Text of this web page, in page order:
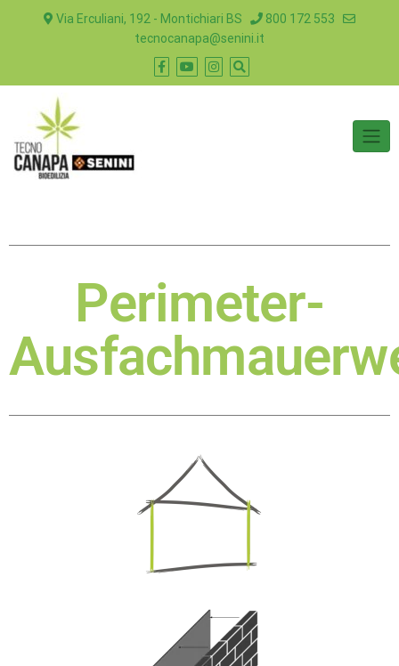
Via Erculiani, 192 - Montichiari BS
800 172 553
tecnocanapa@senini.it
Perimeter-